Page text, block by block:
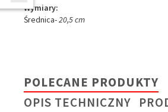
Wymiary:
Średnica-20,5 cm
POLECANE PRODUKTY
OPIS TECHNICZNY